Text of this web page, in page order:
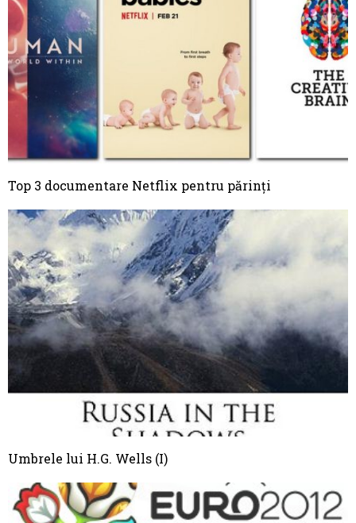
Top 3 documentare Netflix pentru părinți
Umbrele lui H.G. Wells (I)